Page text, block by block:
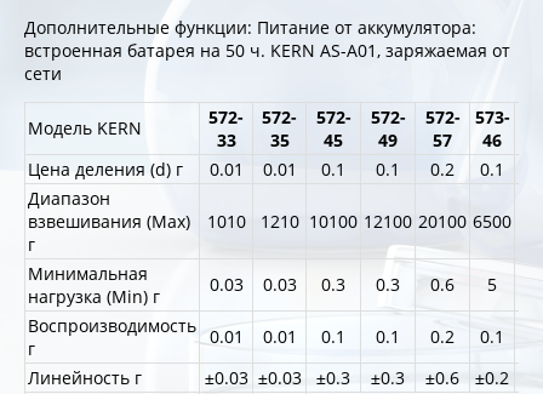
Дополнительные функции: Питание от аккумулятора:
встроенная батарея на 50 ч. KERN AS-A01, заряжаемая от
сети
Модель KERN
572-
33
572-
35
572-
45
572-
49
572-
57
573-
46
Цена деления (d) г
0.01 0.01 0.1 0.1 0.2 0.1
Диапазон
взвешивания (Max)
г
1010 1210 10100 12100 20100 6500
Минимальная
нагрузка (Min) г
0.03 0.03 0.3 0.3 0.6 5
Воспроизводимость
г
0.01 0.01 0.1 0.1 0.2 0.1
Линейность г
±0.03 ±0.03 ±0.3 ±0.3 ±0.6 ±0.2